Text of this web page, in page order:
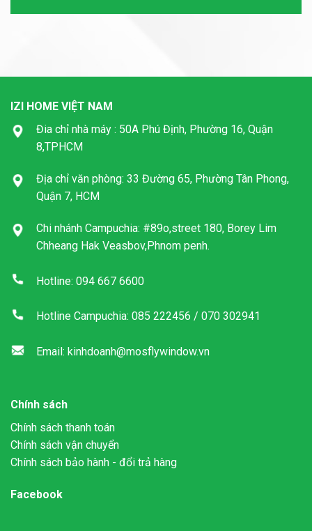
IZI HOME VIỆT NAM
Đia chỉ nhà máy : 50A Phú Định, Phường 16, Quận
8,TPHCM
Địa chỉ văn phòng: 33 Đường 65, Phường Tân Phong,
Quận 7, HCM
Chi nhánh Campuchia: #89o,street 180, Borey Lim
Chheang Hak Veasbov,Phnom penh.
Hotline: 094 667 6600
Hotline Campuchia: 085 222456 / 070 302941
Email: kinhdoanh@mosflywindow.vn
Chính sách
Chính sách thanh toán
Chính sách vận chuyển
Chính sách bảo hành - đổi trả hàng
Facebook